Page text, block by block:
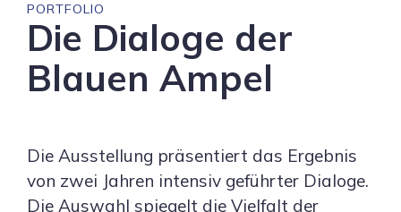
PORTFOLIO
Die Dialoge der
Blauen Ampel
Die Ausstellung präsentiert das Ergebnis
von zwei Jahren intensiv geführter Dialoge.
Die Auswahl spiegelt die Vielfalt der